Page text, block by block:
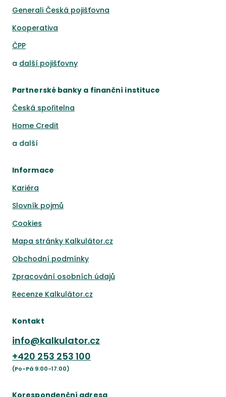
Generali Česká pojišťovna
Kooperativa
ČPP
a další pojišťovny
Partnerské banky a finanční instituce
Česká spořitelna
Home Credit
a další
Informace
Kariéra
Slovník pojmů
Cookies
Mapa stránky Kalkulátor.cz
Obchodní podmínky
Zpracování osobních údajů
Recenze Kalkulátor.cz
Kontakt
info@kalkulator.cz
+420 253 253 100
(Po-Pá 9:00-17:00)
Korespondenční adresa